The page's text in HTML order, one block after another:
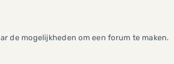
de mogelijkheden om een forum te maken.